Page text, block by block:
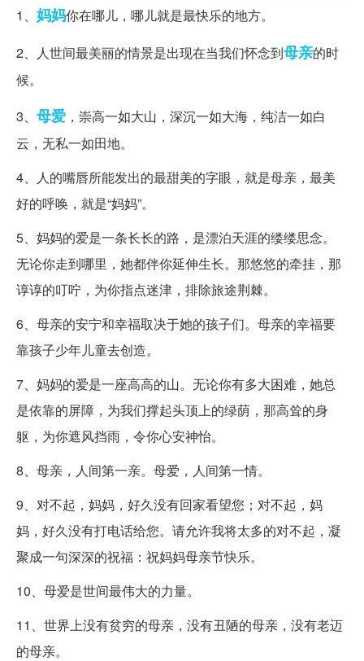
1、 妈妈你在哪儿，哪儿就是最快乐的地方。
2、人世间最美丽的情景是出现在当我们怀念到母亲的时
候。
3、 母爱 ，崇高一如大山，深沉一如大海，纯洁一如白
云，无私一如田地。
4、人的嘴唇所能发出的最甜美的字眼，就是母亲，最美
好的呼唤，就是“妈妈”。
5、妈妈的爱是一条长长的路，是漂泊天涯的缕缕思念。
无论你走到哪里，她都伴你延伸生长。那悠悠的牵挂，那
谆谆的叮咛，为你指点迷津，排除旅途荆棘。
6、母亲的安宁和幸福取决于她的孩子们。母亲的幸福要
靠孩子少年儿童去创造。
7、妈妈的爱是一座高高的山。无论你有多大困难，她总
是依靠的屏障，为我们撑起头顶上的绿荫，那高耸的身
躯，为你遮风挡雨，令你心安神怡。
8、母亲，人间第一亲。母爱，人间第一情。
9、对不起，妈妈，好久没有回家看望您；对不起，妈
妈，好久没有打电话给您。请允许我将太多的对不起，凝
聚成一句深深的祝福：祝妈妈母亲节快乐。
10、母爱是世间最伟大的力量。
11、世界上没有贫穷的母亲，没有丑陋的母亲，没有老迈
的母亲。